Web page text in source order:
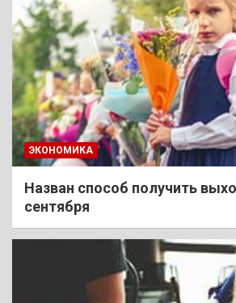
ЭКОНОМИКА
Назван способ получить
сентября